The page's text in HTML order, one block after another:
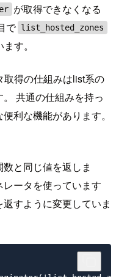
が取得できなくなる
で list_hosted_zones
す。
取得の仕組みはlist系の
共通の仕組みを持っ
利な機能があります。
数と同じ値を返しま
ータを使っています
すように変更していま